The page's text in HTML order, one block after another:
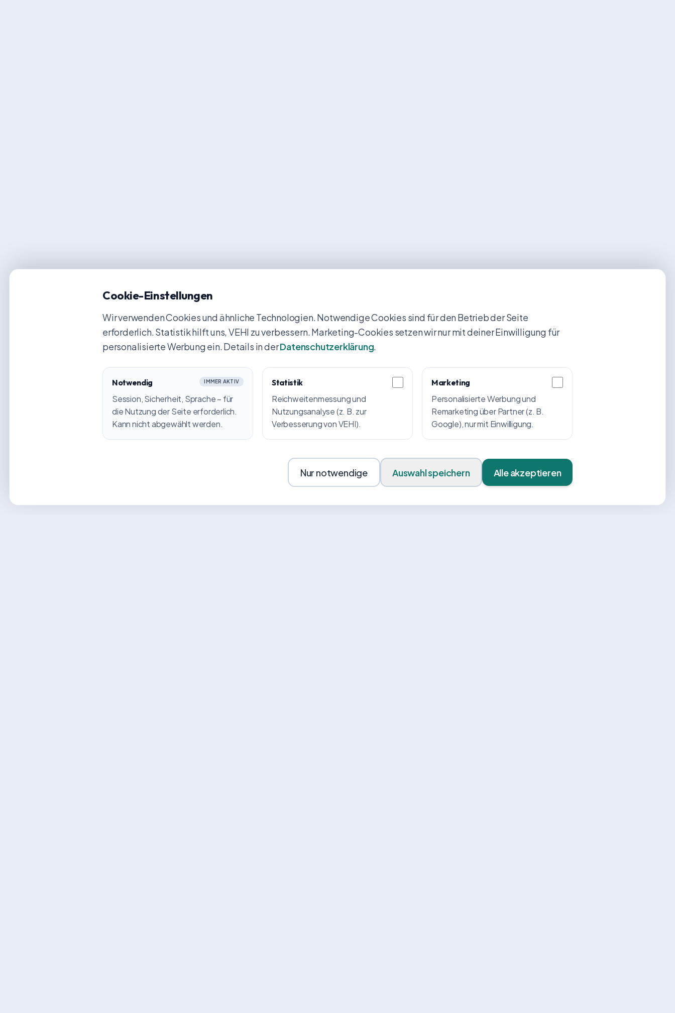
Cookie-Einstellungen
Wir verwenden Cookies und ähnliche Technologien. Notwendige Cookies sind für den Betrieb der Seite
erforderlich. Statistik hilft uns, VEHI zu verbessern. Marketing-Cookies setzen wir nur mit deiner Einwilligung für
personalisierte Werbung ein. Details in derDatenschutzerklärung
Notwendig IMMER AKTIV
Session, Sicherheit, Sprache – für
die Nutzung der Seite erforderlich.
Kann nicht abgewählt werden.
Statistik
Reichweitenmessung und
Nutzungsanalyse (z. B. zur
Verbesserung von VEHI).
Marketing
Personalisierte Werbung und
Remarketing über Partner (z. B.
Google), nur mit Einwilligung.
Nur notwendige Auswahl speichern Alle akzeptieren